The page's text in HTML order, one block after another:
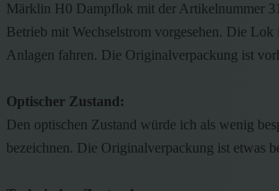
Märklin H0 Dampflok mit der Artikelnummer
Betrieb mit Wechselstrom vorgesehen. Die
Anlagen fahren. Die Originalverpackung ist
Optischer Zustand:
Den optischen Zustand würde ich als wenig
bezeichnen. Die Originalverpackung ist etwas